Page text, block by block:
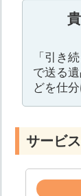
「引き
で送る
どを仕
サービ